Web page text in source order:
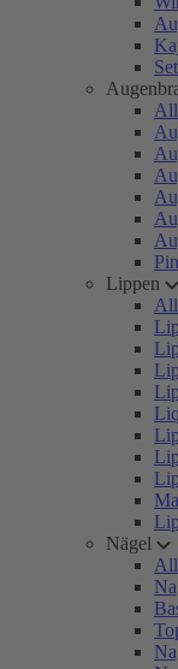
Lippen
Nägel